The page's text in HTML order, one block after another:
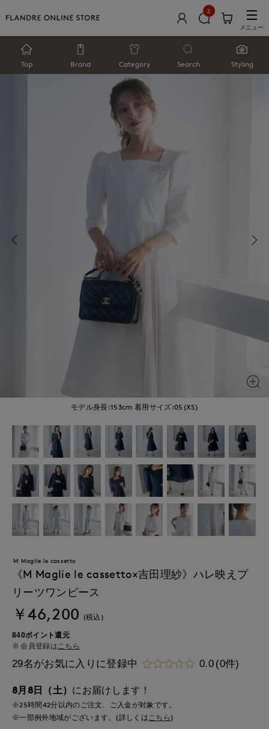
2
メニュー
Top Brand Category Search Styling
モデル身長:153cm 着用サイズ:05(XS)
M Maglie le cassetto
《M Maglie le cassetto×吉田理紗》ハレ映えプ
リーツワンピース
￥46,200 (税込)
840ポイント還元
会員登録はこちら
29名がお気に入りに登録中 0.0 (0件)
8月8日（土） にお届けします！
※25時間42分以内のご注文、ご入金が対象です。
※一部例外地域がございます。(詳しくは こちら )